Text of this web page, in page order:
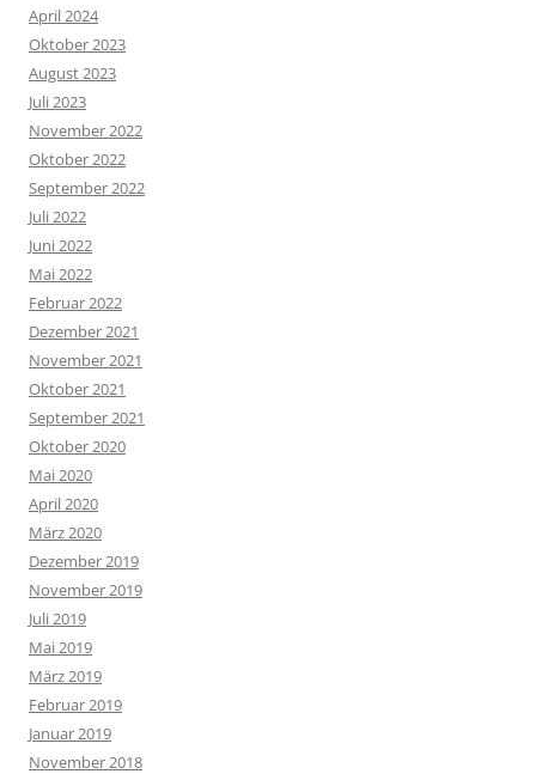
April 2024
Oktober 2023
August 2023
Juli 2023
November 2022
Oktober 2022
September 2022
Juli 2022
Juni 2022
Mai 2022
Februar 2022
Dezember 2021
November 2021
Oktober 2021
September 2021
Oktober 2020
Mai 2020
April 2020
März 2020
Dezember 2019
November 2019
Juli 2019
Mai 2019
März 2019
Februar 2019
Januar 2019
November 2018